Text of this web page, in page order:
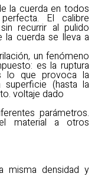
la cuerda en todos
El calibre
recurrir al pulido
cuerda se lleva a
un fenómeno
es la ruptura
lo que provoca la
(hasta la
voltaje dado
parámetros.
material a otros
misma densidad y